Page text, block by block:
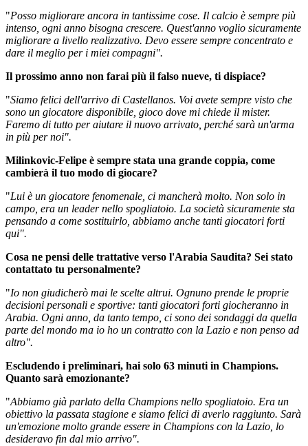
"Posso migliorare ancora in tantissime cose. Il calcio è sempre più
intenso, ogni anno bisogna crescere. Quest'anno voglio sicuramente
migliorare a livello realizzativo. Devo essere sempre concentrato e
dare il meglio per i miei compagni".
Il prossimo anno non farai più il falso nueve, ti dispiace?
"Siamo felici dell'arrivo di Castellanos. Voi avete sempre visto che
sono un giocatore disponibile, gioco dove mi chiede il mister.
Faremo di tutto per aiutare il nuovo arrivato, perché sarà un'arma
in più per noi".
Milinkovic-Felipe è sempre stata una grande coppia, come
cambierà il tuo modo di giocare?
"Lui è un giocatore fenomenale, ci mancherà molto. Non solo in
campo, era un leader nello spogliatoio. La società sicuramente sta
pensando a come sostituirlo, abbiamo anche tanti giocatori forti
qui".
Cosa ne pensi delle trattative verso l'Arabia Saudita? Sei stato
contattato tu personalmente?
"Io non giudicherò mai le scelte altrui. Ognuno prende le proprie
decisioni personali e sportive: tanti giocatori forti giocheranno in
Arabia. Ogni anno, da tanto tempo, ci sono dei sondaggi da quella
parte del mondo ma io ho un contratto con la Lazio e non penso ad
altro".
Escludendo i preliminari, hai solo 63 minuti in Champions.
Quanto sarà emozionante?
"Abbiamo già parlato della Champions nello spogliatoio. Era un
obiettivo la passata stagione e siamo felici di averlo raggiunto. Sarà
un'emozione molto grande essere in Champions con la Lazio, lo
desideravo fin dal mio arrivo".